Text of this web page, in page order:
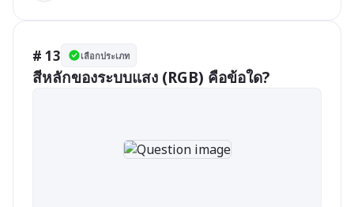
# 13 เลือกประเภท
สีหลักของระบบแสง (RGB) คือข้อใด?